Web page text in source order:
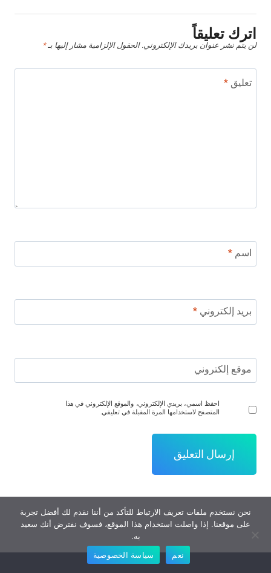
اترك تعليقاً
لن يتم نشر عنوان بريدك الإلكتروني. الحقول الإلزامية مشار إليها بـ*
تعليق *
اسم *
بريد إلكتروني *
موقع إلكتروني
احفظ اسمي، بريدي الإلكتروني، والموقع الإلكتروني في هذا
المتصفح لاستخدامها المرة المقبلة في تعليقي.
نحن نستخدم ملفات تعريف الارتباط للتأكد من أننا نقدم لك أفضل تجربة
على موقعنا. إذا واصلت استخدام هذا الموقع، فسوف نفترض أنك سعيد
به.
نعم
سياسة الخصوصية